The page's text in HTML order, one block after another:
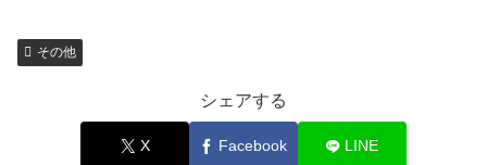
その他
シェアする
X Facebook LINE